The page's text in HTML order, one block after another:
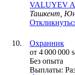
VALUYEV
Ташкент,
Охранник
от 4 000 000
Без опыта
Выплаты: